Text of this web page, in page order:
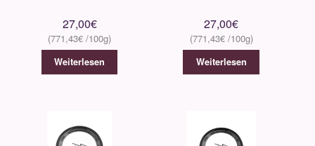
27,00€
771,43€
Weiterlesen
27,00€
771,43€
Weiterlesen